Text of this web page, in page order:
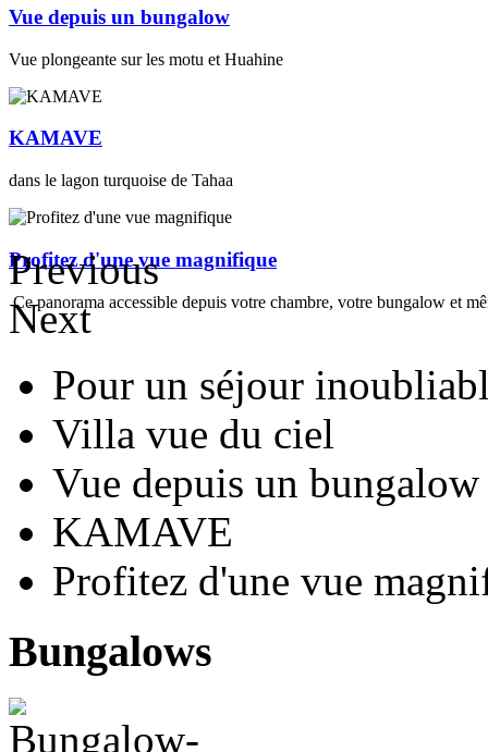
Vue depuis un bungalow
Vue plongeante sur les motu et Huahine
KAMAVE
dans le lagon turquoise de Tahaa
Profitez d'une vue magnifique
Ce panorama accessible depuis votre chambre, votre bungalow et
Previous
Next
Pour un séjour
Villa vue du ciel
Vue depuis un bungalow
KAMAVE
Profitez d'une vue
Bungalows